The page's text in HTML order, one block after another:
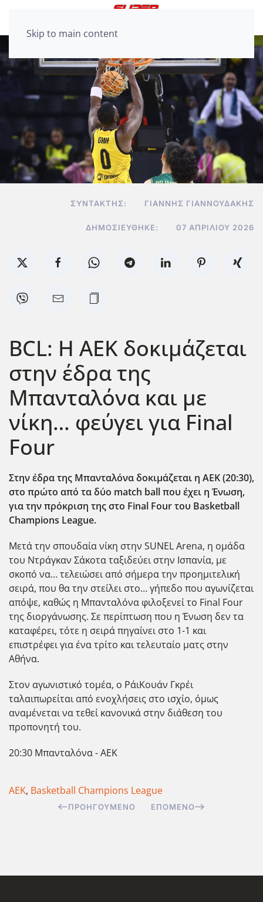
Skip to main content
ΣΥΝΤΆΚΤΗΣ: ΓΙΆΝΝΗΣ ΓΙΑΝΝΟΥΔΆΚΗΣ
ΔΗΜΟΣΙΕΎΘΗΚΕ: 07 ΑΠΡΙΛΊΟΥ 2026
BCL: Η ΑΕΚ δοκιμάζεται
στην έδρα της
Μπανταλόνα και με
νίκη… φεύγει για Final
Four
Στην έδρα της Μπανταλόνα δοκιμάζεται η ΑΕΚ (20:30),
στο πρώτο από τα δύο match ballπου έχει η Ένωση,
για την πρόκριση της στο Final Fourτου Basketball
Champions League.
Μετά την σπουδαία νίκη στην SUNEL Arena, η ομάδα
του Ντράγκαν Σάκοτα ταξιδεύει στην Ισπανία, με
σκοπό να… τελειώσει από σήμερα την προημιτελική
σειρά, που θα την στείλει στο… γήπεδο που αγωνίζεται
απόψε, καθώς η Μπανταλόνα φιλοξενεί το Final Four
της διοργάνωσης. Σε περίπτωση που η Ένωση δεν τα
καταφέρει, τότε η σειρά πηγαίνει στο 1-1 και
επιστρέφει για ένα τρίτο και τελευταίο ματς στην
Αθήνα.
Στον αγωνιστικό τομέα, ο ΡάιΚουάν Γκρέι
ταλαιπωρείται από ενοχλήσεις στο ισχίο, όμως
αναμένεται να τεθεί κανονικά στην διάθεση του
προπονητή του.
20:30 Μπανταλόνα - ΑΕΚ
ΑΕΚ, Basketball Champions League
ΠΡΟΗΓΟΎΜΕΝΟ ΕΠΌΜΕΝΟ